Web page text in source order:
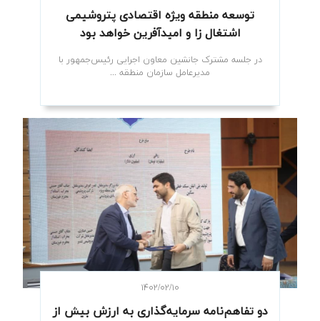
توسعه منطقه ویژه اقتصادی پتروشیمی
اشتغال زا و امیدآفرین خواهد بود
در جلسه مشترک جانشین معاون اجرایی رئیس‌جمهور با
مدیرعامل سازمان منطقه ...
۱۴۰۲/۰۲/۱۰
دو تفاهم‌نامه سرمایه‌گذاری به ارزش بیش از